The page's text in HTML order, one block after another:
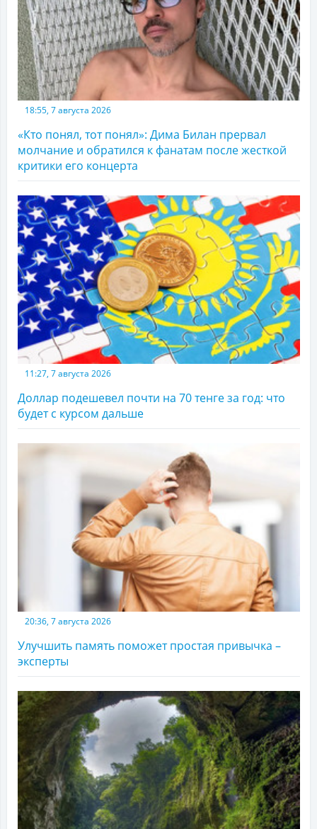
18:55, 7 августа 2026
«Кто понял, тот понял»: Дима Билан прервал
молчание и обратился к фанатам после жесткой
критики его концерта
11:27, 7 августа 2026
Доллар подешевел почти на 70 тенге за год: что
будет с курсом дальше
20:36, 7 августа 2026
Улучшить память поможет простая привычка –
эксперты